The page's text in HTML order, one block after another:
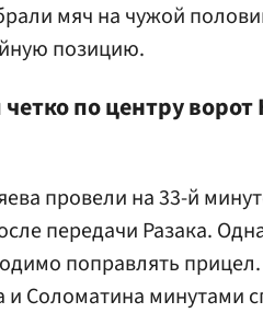
мяч на чужой
позицию.
по центру
провели на 33-й
передачи Разака.
поправлять
Соломатина минутами